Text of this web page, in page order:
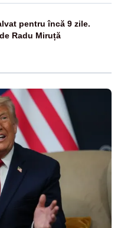
pentru încă 9 zile.
Radu Miruță